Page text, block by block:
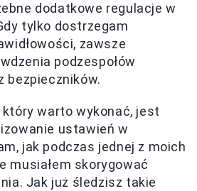
dodatkowe regulacje w
tylko dostrzegam
zawsze
podzespołów
bezpieczników.
który warto wykonać, jest
ustawień w
jak podczas jednej z moich
musiałem skorygować
Jak już śledzisz takie